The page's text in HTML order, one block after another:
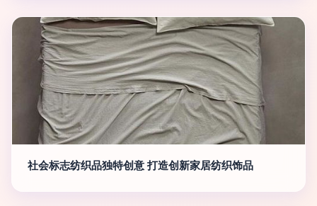
社会标志纺织品独特创意 打造创新家居纺织饰品